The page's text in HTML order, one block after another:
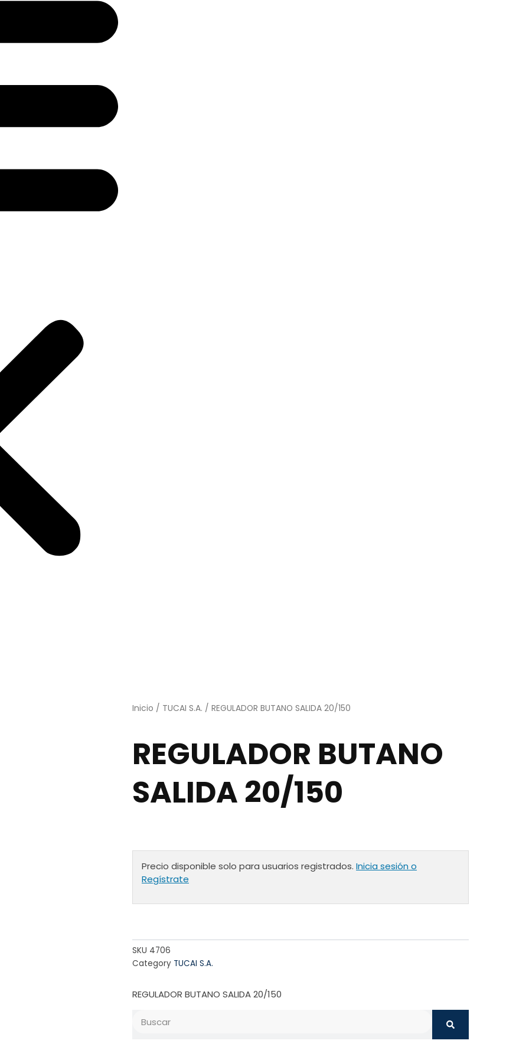
Inicio / TUCAI S.A. / REGULADOR BUTANO SALIDA 20/150
REGULADOR BUTANO
SALIDA 20/150
Precio disponible solo para usuarios registrados. Inicia sesión o
Regístrate
SKU 4706
Category TUCAI S.A.
REGULADOR BUTANO SALIDA 20/150